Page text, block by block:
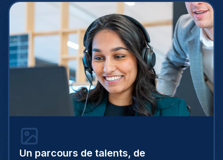
responsable communication & marketing, nous
raconte son expérience.
Un parcours de talents, de